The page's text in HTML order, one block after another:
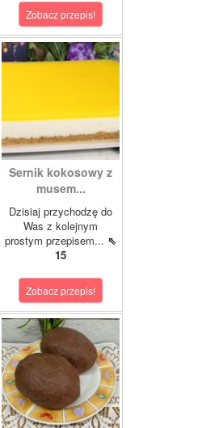
Zobacz przepis!
Sernik kokosowy z
musem...
Dzisiaj przychodzę do
Was z kolejnym
prostym przepisem... ⇖
15
Zobacz przepis!